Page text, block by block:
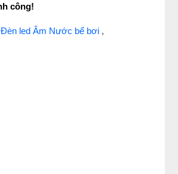
công!
Đèn led Âm Nước bể bơi ,